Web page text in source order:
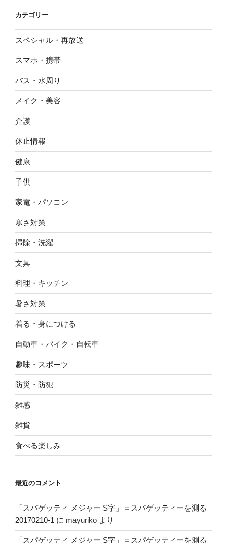
カテゴリー
スペシャル・再放送
スマホ・携帯
バス・水周り
メイク・美容
介護
休止情報
健康
子供
家電・パソコン
寒さ対策
掃除・洗濯
文具
料理・キッチン
暑さ対策
着る・身につける
自動車・バイク・自転車
趣味・スポーツ
防災・防犯
雑感
雑貨
食べる楽しみ
最近のコメント
「スパゲッティ メジャー S字」＝スパゲッティーを測る
20170210-1 に mayuriko より
「スパゲッティ メジャー S字」＝スパゲッティーを測る